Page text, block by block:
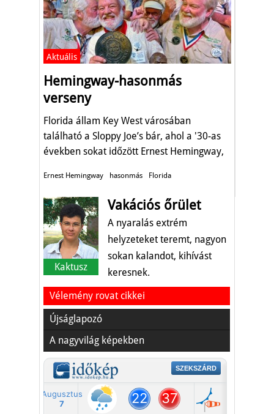
Aktuális
Hemingway-hasonmás
verseny
Florida állam Key West városában
található a Sloppy Joe’s bár, ahol a '30-as
években sokat időzött Ernest Hemingway,
hasonmás versenyt hirdetnek.
Ernest Hemingway hasonmás Florida
Kaktusz
Vakációs őrület
A nyaralás extrém
helyzeteket teremt, nagyon
sokan kalandot, kihívást
keresnek.
Vélemény rovat cikkei
Újságlapozó
A nagyvilág képekben